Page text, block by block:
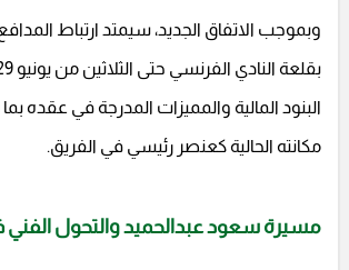
وبموجب الاتفاق الجديد، سيمتد ارتباط
البنود المالية والمميزات المدرجة في عقده
مكانته الحالية كعنصر رئيسي في الفريق.
مسيرة سعود عبدالحميد والتحول الفني